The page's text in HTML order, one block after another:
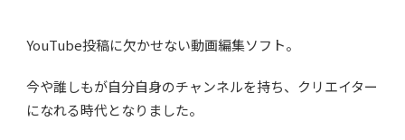
YouTube投稿に欠かせない動画編集ソフト。
今や誰しもが自分自身のチャンネルを持ち、クリエイター
になれる時代となりました。